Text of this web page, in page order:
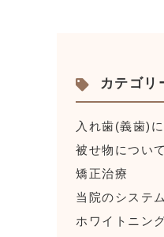
カテゴリ
入れ歯(義歯)
被せ物について
矯正治療
当院のシステム
ホワイトニン